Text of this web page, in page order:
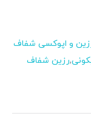
و اپوکسی شفاف
,رزین شفاف